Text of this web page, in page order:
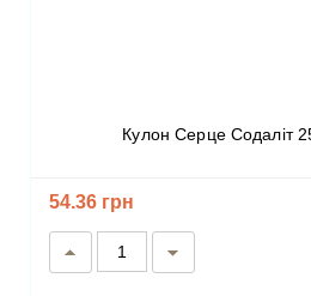
Кулон Серце Содаліт
54.36 грн